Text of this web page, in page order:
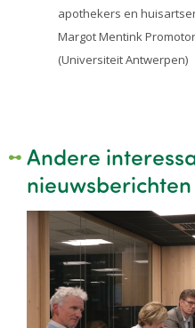
apothekers en
Margot Mentink
(Universiteit Antwerpen)
Andere
nieuwsberichten